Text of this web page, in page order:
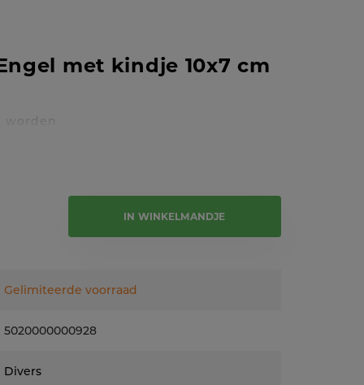
met kindje 10x7 cm
IN WINKELMANDJE
Gelimiteerde voorraad
5020000000928
Divers